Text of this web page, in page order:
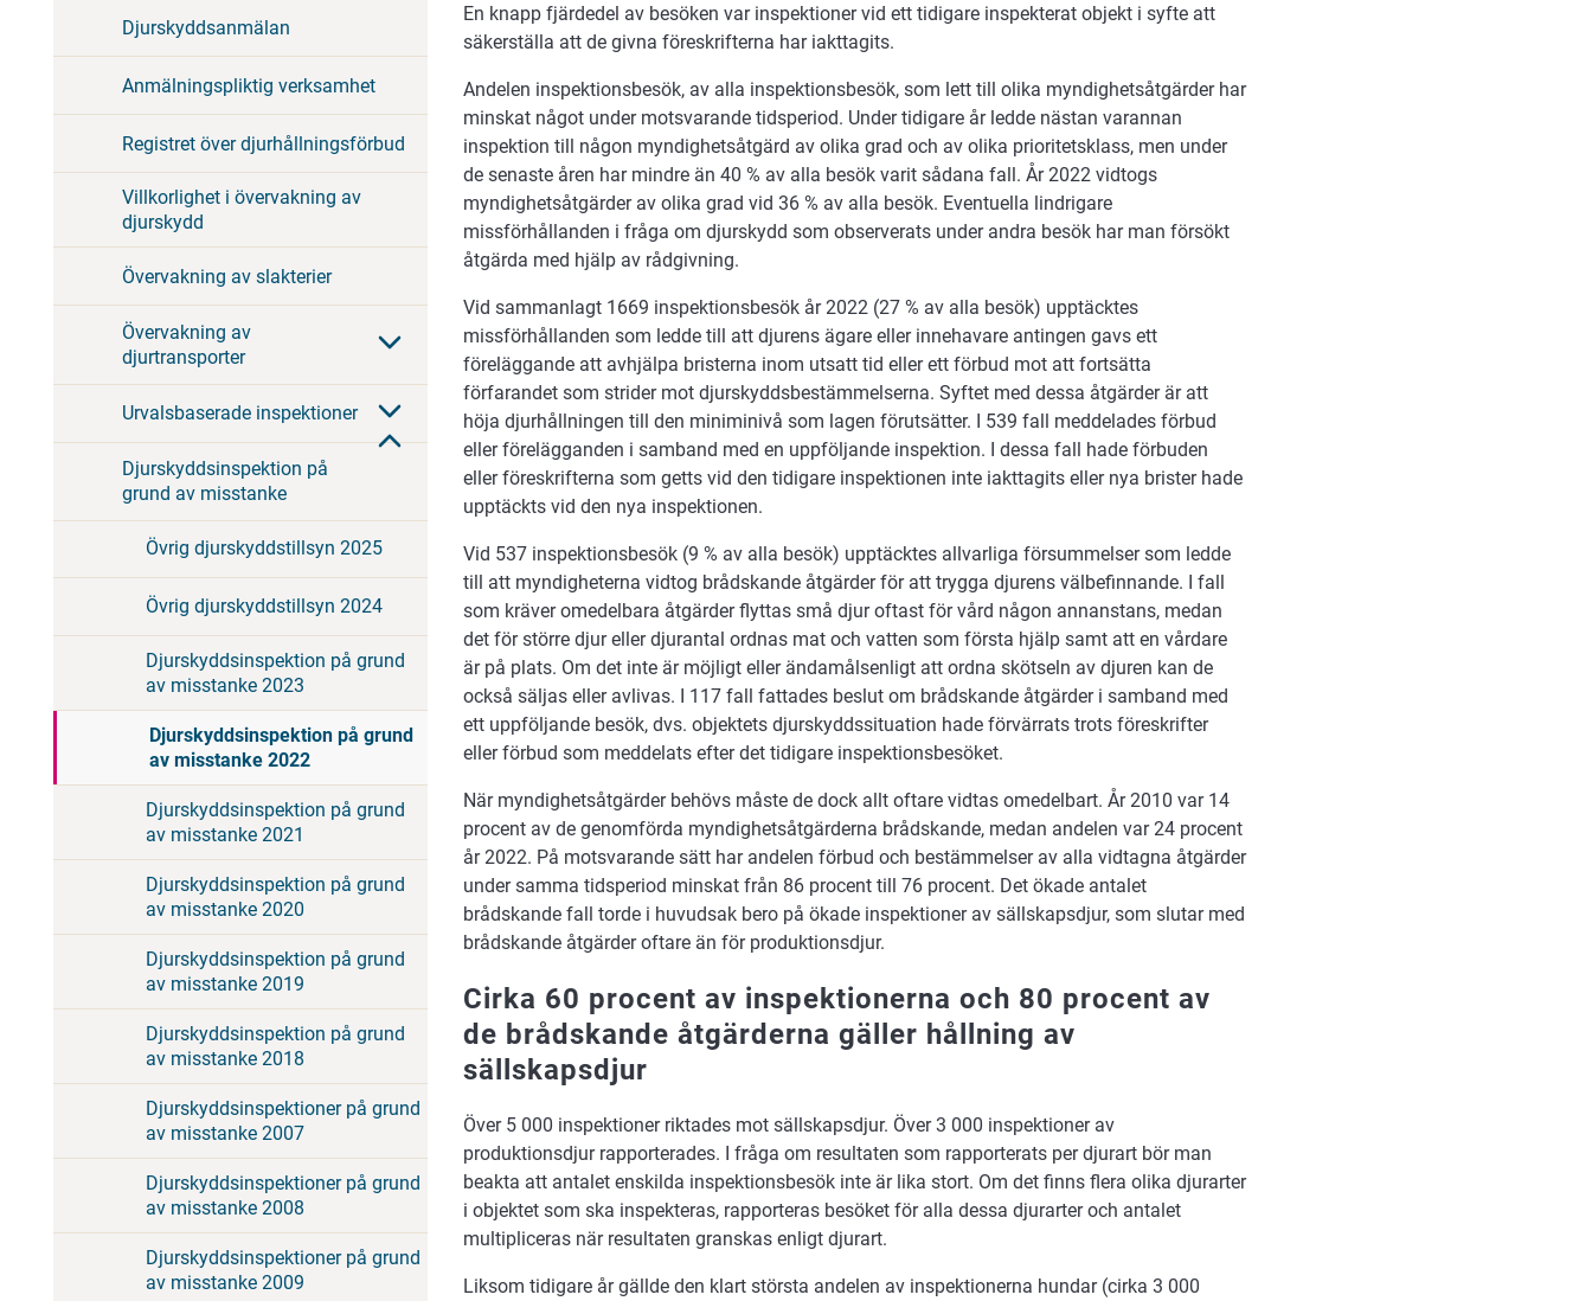
Djurskyddsanmälan
Anmälningspliktig verksamhet
Registret över djurhållningsförbud
Villkorlighet i övervakning av
djurskydd
Övervakning av slakterier
Övervakning av
djurtransporter
Urvalsbaserade inspektioner
Djurskyddsinspektion på
grund av misstanke
Övrig djurskyddstillsyn 2025
Övrig djurskyddstillsyn 2024
Djurskyddsinspektion på grund
av misstanke 2023
Djurskyddsinspektion på grund
av misstanke 2022
Djurskyddsinspektion på grund
av misstanke 2021
Djurskyddsinspektion på grund
av misstanke 2020
Djurskyddsinspektion på grund
av misstanke 2019
Djurskyddsinspektion på grund
av misstanke 2018
Djurskyddsinspektioner på grund
av misstanke 2007
Djurskyddsinspektioner på grund
av misstanke 2008
Djurskyddsinspektioner på grund
av misstanke 2009
En knapp fjärdedel av besöken var inspektioner vid ett tidigare inspekterat objekt i syfte att
säkerställa att de givna föreskrifterna har iakttagits.
Andelen inspektionsbesök, av alla inspektionsbesök, som lett till olika myndighetsåtgärder har
minskat något under motsvarande tidsperiod. Under tidigare år ledde nästan varannan
inspektion till någon myndighetsåtgärd av olika grad och av olika prioritetsklass, men under
de senaste åren har mindre än 40 % av alla besök varit sådana fall. År 2022 vidtogs
myndighetsåtgärder av olika grad vid 36 % av alla besök. Eventuella lindrigare
missförhållanden i fråga om djurskydd som observerats under andra besök har man försökt
åtgärda med hjälp av rådgivning.
Vid sammanlagt 1669 inspektionsbesök år 2022 (27 % av alla besök) upptäcktes
missförhållanden som ledde till att djurens ägare eller innehavare antingen gavs ett
föreläggande att avhjälpa bristerna inom utsatt tid eller ett förbud mot att fortsätta
förfarandet som strider mot djurskyddsbestämmelserna. Syftet med dessa åtgärder är att
höja djurhållningen till den miniminivå som lagen förutsätter. I 539 fall meddelades förbud
eller förelägganden i samband med en uppföljande inspektion. I dessa fall hade förbuden
eller föreskrifterna som getts vid den tidigare inspektionen inte iakttagits eller nya brister hade
upptäckts vid den nya inspektionen.
Vid 537 inspektionsbesök (9 % av alla besök) upptäcktes allvarliga försummelser som ledde
till att myndigheterna vidtog brådskande åtgärder för att trygga djurens välbefinnande. I fall
som kräver omedelbara åtgärder flyttas små djur oftast för vård någon annanstans, medan
det för större djur eller djurantal ordnas mat och vatten som första hjälp samt att en vårdare
är på plats. Om det inte är möjligt eller ändamålsenligt att ordna skötseln av djuren kan de
också säljas eller avlivas. I 117 fall fattades beslut om brådskande åtgärder i samband med
ett uppföljande besök, dvs. objektets djurskyddssituation hade förvärrats trots föreskrifter
eller förbud som meddelats efter det tidigare inspektionsbesöket.
När myndighetsåtgärder behövs måste de dock allt oftare vidtas omedelbart. År 2010 var 14
procent av de genomförda myndighetsåtgärderna brådskande, medan andelen var 24 procent
år 2022. På motsvarande sätt har andelen förbud och bestämmelser av alla vidtagna åtgärder
under samma tidsperiod minskat från 86 procent till 76 procent. Det ökade antalet
brådskande fall torde i huvudsak bero på ökade inspektioner av sällskapsdjur, som slutar med
brådskande åtgärder oftare än för produktionsdjur.
Cirka 60 procent av inspektionerna och 80 procent av
de brådskande åtgärderna gäller hållning av
sällskapsdjur
Över 5 000 inspektioner riktades mot sällskapsdjur. Över 3 000 inspektioner av
produktionsdjur rapporterades. I fråga om resultaten som rapporterats per djurart bör man
beakta att antalet enskilda inspektionsbesök inte är lika stort. Om det finns flera olika djurarter
i objektet som ska inspekteras, rapporteras besöket för alla dessa djurarter och antalet
multipliceras när resultaten granskas enligt djurart.
Liksom tidigare år gällde den klart största andelen av inspektionerna hundar (cirka 3 000